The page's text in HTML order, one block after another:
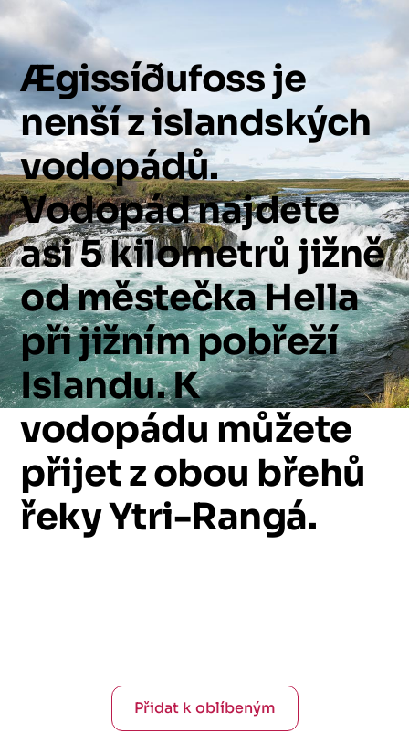
Ægissíðufossje
nenšízislandských
vodopádů.
Vodopádnajdete
asi5kilometrů jižně
odměstečkaHella
přijižnímpobřeží
Islandu.K
vodopádu můžete
přijetzobou břehů
řekyYtri-Rangá.
Přidat k oblíbeným